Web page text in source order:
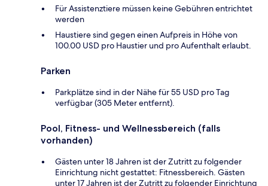
Für Assistenztiere müssen keine Gebühren entrichtet
werden
Haustiere sind gegen einen Aufpreis in Höhe von
100.00 USD pro Haustier und pro Aufenthalt erlaubt.
Parken
Parkplätze sind in der Nähe für 55 USD pro Tag
verfügbar (305 Meter entfernt).
Pool, Fitness- und Wellnessbereich (falls
vorhanden)
Gästen unter 18 Jahren ist der Zutritt zu folgender
Einrichtung nicht gestattet: Fitnessbereich. Gästen
unter 17 Jahren ist der Zutritt zu folgender Einrichtung